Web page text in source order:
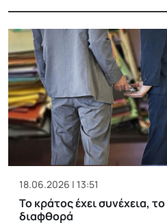
18.06.2026 | 13:51
Το κράτος έχει συνέχεια, το
διαφθορά